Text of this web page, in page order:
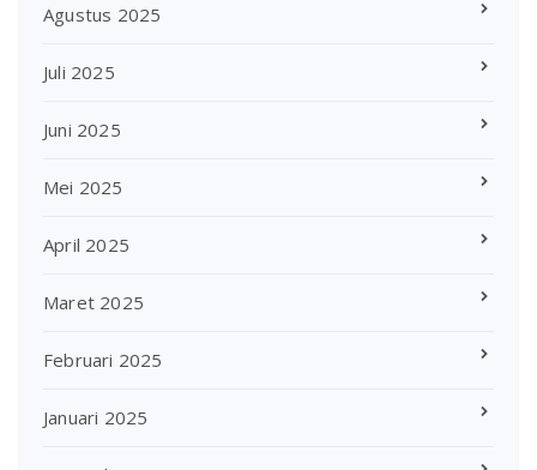
Agustus 2025
Juli 2025
Juni 2025
Mei 2025
April 2025
Maret 2025
Februari 2025
Januari 2025